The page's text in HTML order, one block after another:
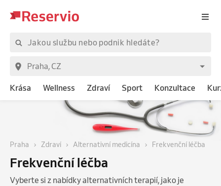
Krása Wellness Zdraví Sport Konzultace
Praha Zdraví Alternativní medicína Frekvenční léčba
Frekvenční léčba
Vyberte si z nabídky alternativních terapií, jako je